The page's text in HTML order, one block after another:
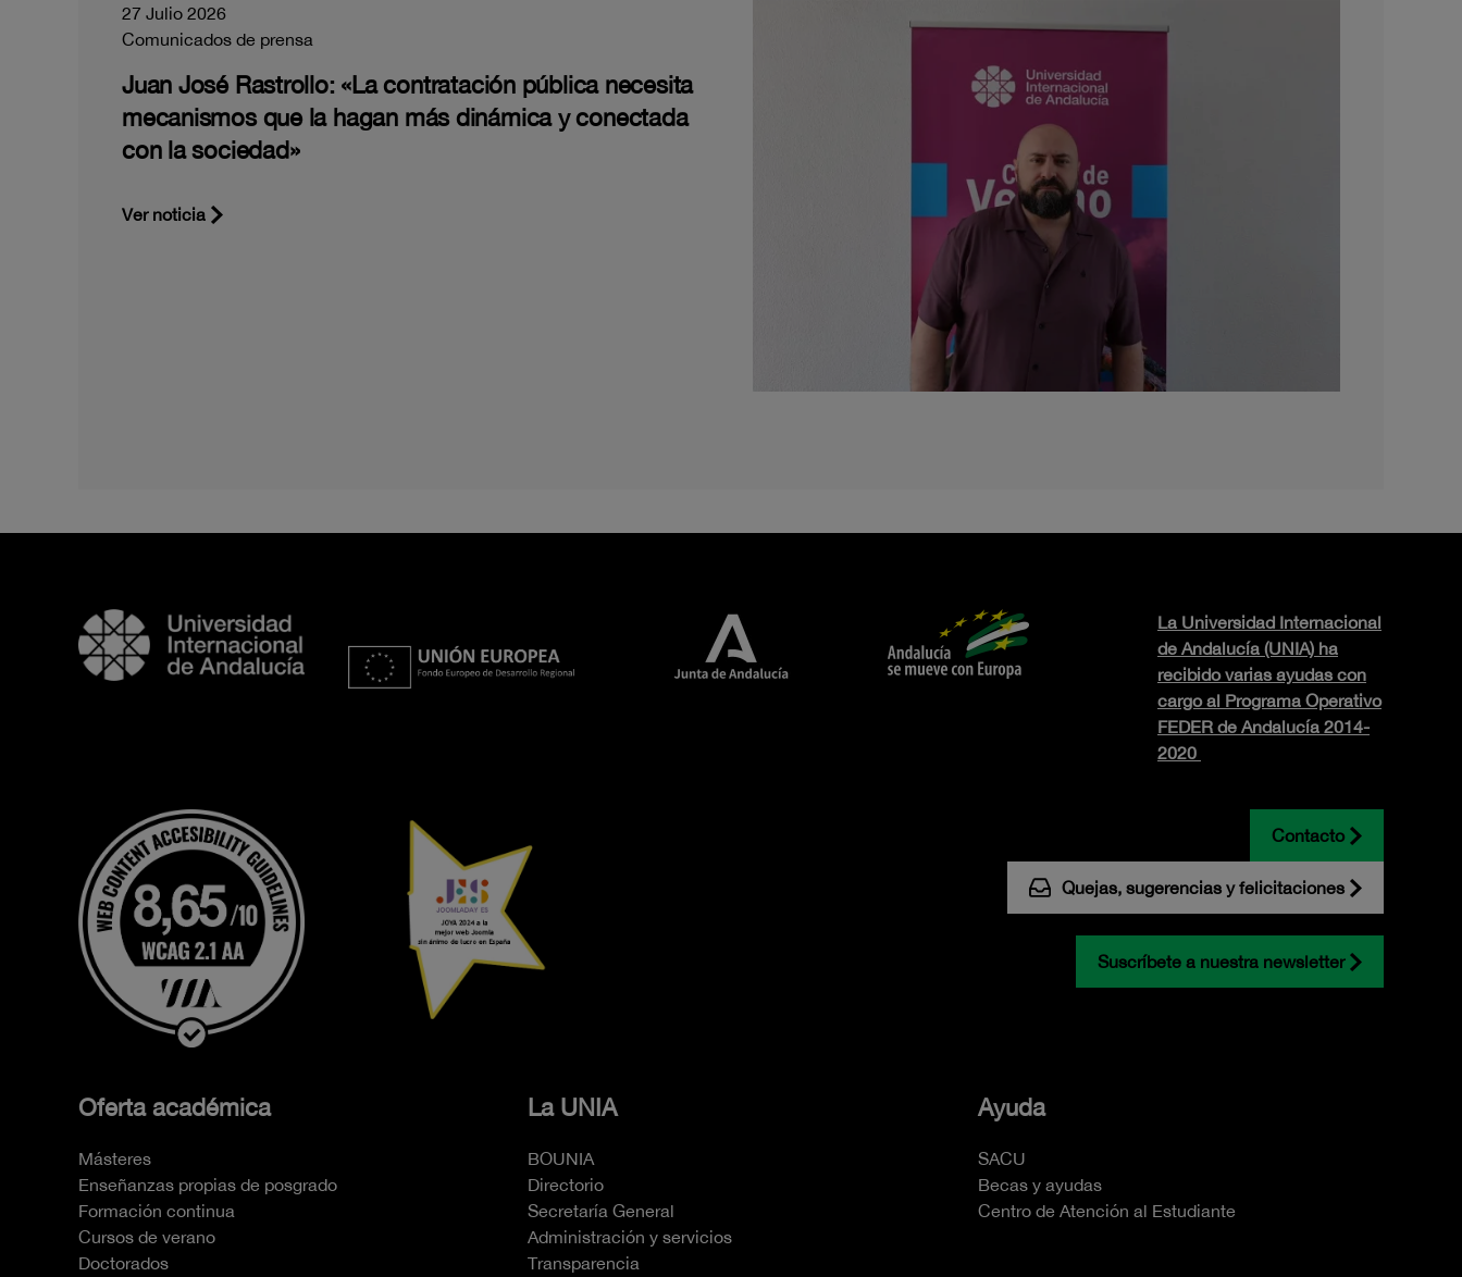
27 Julio 2026
Comunicados de prensa
Juan José Rastrollo: «La contratación pública necesita
mecanismos que la hagan más dinámica y conectada
con la sociedad»
Ver noticia
La Universidad Internacional
de Andalucía (UNIA) ha
recibido varias ayudas con
cargo al Programa Operativo
FEDER de Andalucía 2014-
2020
Contacto
Quejas, sugerencias y felicitaciones
Suscríbete a nuestra newsletter
Oferta académica
Másteres
Enseñanzas propias de posgrado
Formación continua
Cursos de verano
Doctorados
La UNIA
BOUNIA
Directorio
Secretaría General
Administración y servicios
Transparencia
Ayuda
SACU
Becas y ayudas
Centro de Atención al Estudiante